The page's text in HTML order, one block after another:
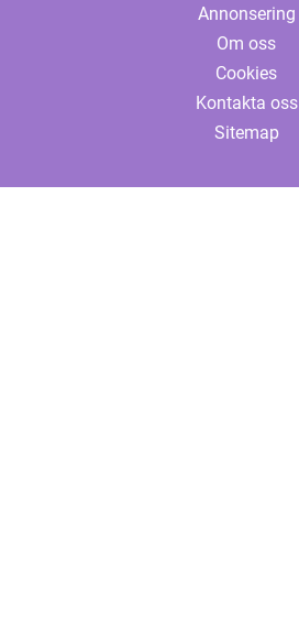
Annonsering
Om oss
Cookies
Kontakta oss
Sitemap